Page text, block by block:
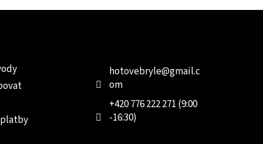
hotovebryle@gmail.c
om
+420 776 222 271 (9:00
-16:30)